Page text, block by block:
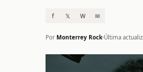
f 𝕏 W ✉
Por Monterrey Rock Última